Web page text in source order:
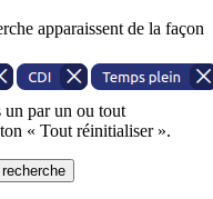
apparaissent de la façon
un par un ou tout
« Tout réinitialiser ».